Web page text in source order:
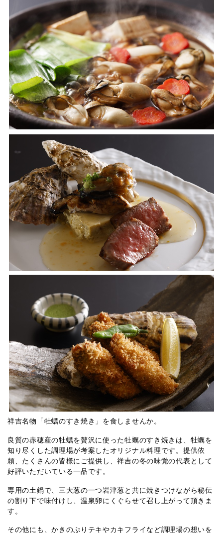
祥吉名物「牡蠣のすき焼き」を食しませんか。
良質の赤穂産の牡蠣を贅沢に使った牡蠣のすき焼きは、牡蠣を
知り尽くした調理場が考案したオリジナル料理です。提供依
頼、たくさんの皆様にご提供し、祥吉の冬の味覚の代表として
好評いただいている一品です。
専用の土鍋で、三大葱の一つ岩津葱と共に焼きつけながら秘伝
の割り下で味付けし、温泉卵にくぐらせて召し上がって頂きま
す。
その他にも、かきのぷりテキやカキフライなど調理場の想いを